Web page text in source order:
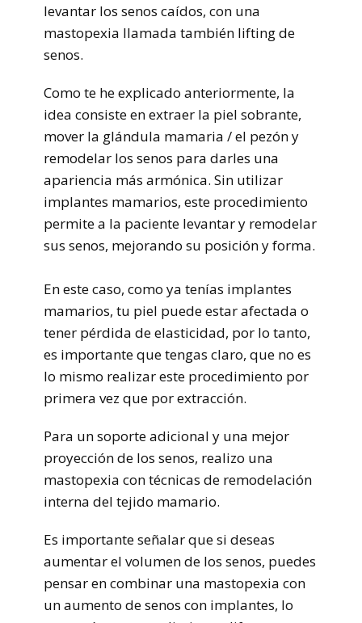
levantar los senos caídos, con una
mastopexia llamada también lifting de
senos.
Como te he explicado anteriormente, la
idea consiste en extraer la piel sobrante,
mover la glándula mamaria / el pezón y
remodelar los senos para darles una
apariencia más armónica. Sin utilizar
implantes mamarios, este procedimiento
permite a la paciente levantar y remodelar
sus senos, mejorando su posición y forma.
En este caso, como ya tenías implantes
mamarios, tu piel puede estar afectada o
tener pérdida de elasticidad, por lo tanto,
es importante que tengas claro, que no es
lo mismo realizar este procedimiento por
primera vez que por extracción.
Para un soporte adicional y una mejor
proyección de los senos, realizo una
mastopexia con técnicas de remodelación
interna del tejido mamario.
Es importante señalar que si deseas
aumentar el volumen de los senos, puedes
pensar en combinar una mastopexia con
un aumento de senos con implantes, lo